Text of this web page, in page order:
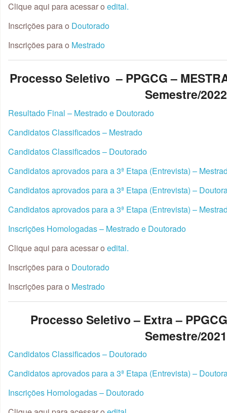
Clique aqui para acessar o edital.
Inscrições para o Doutorado
Inscrições para o Mestrado
Processo Seletivo – PPGCG –
Semestre/2022
Resultado Final – Mestrado e Doutorado
Candidatos Classificados – Mestrado
Candidatos Classificados – Doutorado
Candidatos aprovados para a 3ª Etapa (Entrevista) –
Candidatos aprovados para a 3ª Etapa (Entrevista) –
Candidatos aprovados para a 3ª Etapa (Entrevista) –
Inscrições Homologadas – Mestrado e Doutorado
Clique aqui para acessar o edital.
Inscrições para o Doutorado
Inscrições para o Mestrado
Processo Seletivo – Extra –
Semestre/2021
Candidatos Classificados – Doutorado
Candidatos aprovados para a 3ª Etapa (Entrevista) –
Inscrições Homologadas – Doutorado